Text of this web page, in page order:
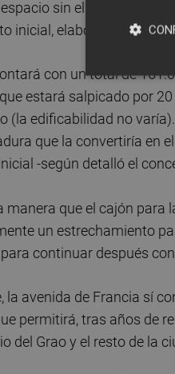
sin el trazado del
inicial, elaborado en
con un total de
estará salpicado por
(la edificabilidad no
que la convertiría en
-según detalló el
manera que el cajón para
un estrechamiento
continuar después
la avenida de Francia sí
permitirá, tras años de
del Grao y el resto de la